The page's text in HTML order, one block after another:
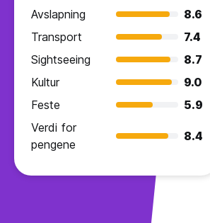
Avslapning
8.6
Transport
7.4
Sightseeing
8.7
Kultur
9.0
Feste
5.9
Verdi for
pengene
8.4